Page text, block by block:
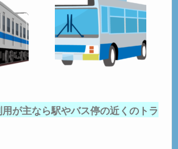
が主なら駅やバス停の近くのトラ